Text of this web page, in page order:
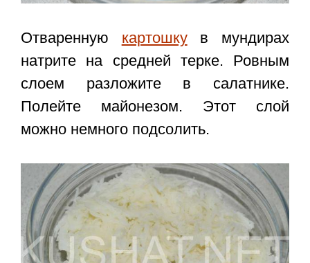
Отваренную картошкув мундирах
натрите на средней терке. Ровным
слоем разложите в салатнике.
Полейте майонезом. Этот слой
можно немного подсолить.